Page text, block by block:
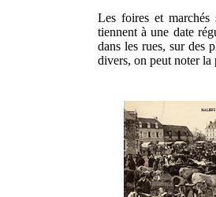
Les foires et marchés
tiennent à une date
dans les rues, sur des
divers, on peut noter